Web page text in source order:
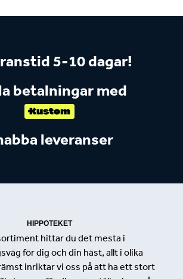
5-10 dagar!
betalningar med
leveranser
HIPPOTEKET
hittar du det mesta i
för dig och din häst, allt i olika
inriktar vi oss på att ha ett stort